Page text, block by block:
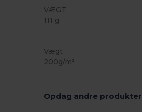
VÆGT
111 g.
Vægt
200g/m²
Opdag andre produkter